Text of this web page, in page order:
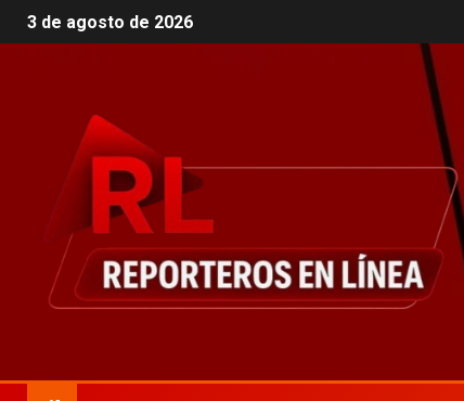
3 de agosto de 2026